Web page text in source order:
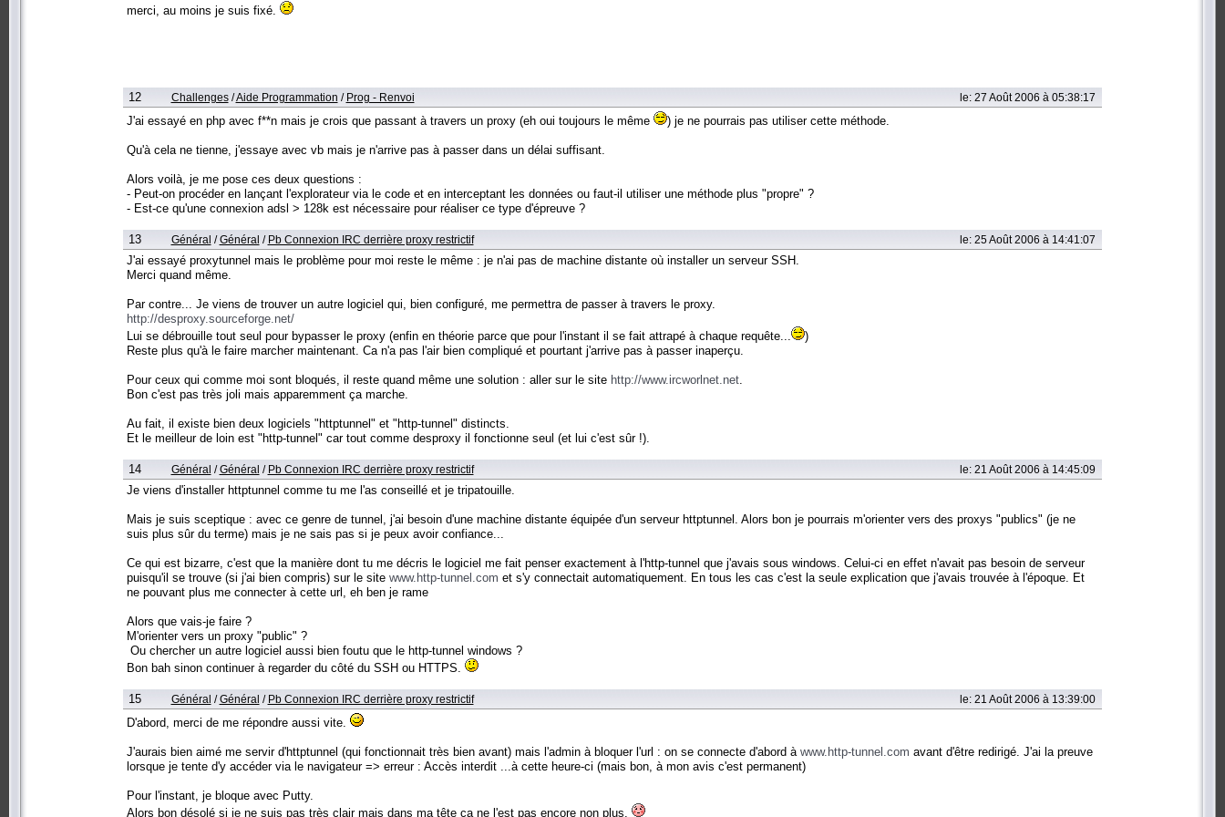
merci, au moins je suis fixé.
12 Challenges/Aide Programmation / Prog - Renvoi le: 27 Août 2006 à 05:38:17
J'ai essayé en php avec f**n mais je crois que passant à travers un proxy (eh oui toujours le même ) je ne pourrais pas utiliser cette méthode.
Qu'à cela ne tienne, j'essaye avec vb mais je n'arrive pas à passer dans un délai suffisant.
Alors voilà, je me pose ces deux questions :
- Peut-on procéder en lançant l'explorateur via le code et en interceptant les données ou faut-il utiliser une méthode plus "propre" ?
- Est-ce qu'une connexion adsl > 128k est nécessaire pour réaliser ce type d'épreuve ?
13 Général /Général / Pb Connexion IRC derrière proxy restrictif le: 25 Août 2006 à 14:41:07
J'ai essayé proxytunnel mais le problème pour moi reste le même : je n'ai pas de machine distante où installer un serveur SSH.
Merci quand même.
Par contre... Je viens de trouver un autre logiciel qui, bien configuré, me permettra de passer à travers le proxy.
http://desproxy.sourceforge.net/
Lui se débrouille tout seul pour bypasser le proxy (enfin en théorie parce que pour l'instant il se fait attrapé à chaque requête...
)
Reste plus qu'à le faire marcher maintenant. Ca n'a pas l'air bien compliqué et pourtant j'arrive pas à passer inaperçu.
Pour ceux qui comme moi sont bloqués, il reste quand même une solution : aller sur le site http://www.ircworlnet.net.
Bon c'est pas très joli mais apparemment ça marche.
Au fait, il existe bien deux logiciels "httptunnel" et "http-tunnel" distincts.
Et le meilleur de loin est "http-tunnel" car tout comme desproxy il fonctionne seul (et lui c'est sûr !).
14 Général /Général / Pb Connexion IRC derrière proxy restrictif le: 21 Août 2006 à 14:45:09
Je viens d'installer httptunnel comme tu me l'as conseillé et je tripatouille.
Mais je suis sceptique : avec ce genre de tunnel, j'ai besoin d'une machine distante équipée d'un serveur httptunnel. Alors bon je pourrais m'orienter vers des proxys "publics" (je ne
suis plus sûr du terme) mais je ne sais pas si je peux avoir confiance...
Ce qui est bizarre, c'est que la manière dont tu me décris le logiciel me fait penser exactement à l'http-tunnel que j'avais sous windows. Celui-ci en effet n'avait pas besoin de serveur
puisqu'il se trouve (si j'ai bien compris) sur le site www.http-tunnel.com et s'y connectait automatiquement. En tous les cas c'est la seule explication que j'avais trouvée à l'époque. Et
ne pouvant plus me connecter à cette url, eh ben je rame
Alors que vais-je faire ?
M'orienter vers un proxy "public" ?
Ou chercher un autre logiciel aussi bien foutu que le http-tunnel windows ?
Bon bah sinon continuer à regarder du côté du SSH ou HTTPS.
15 Général /Général / Pb Connexion IRC derrière proxy restrictif le: 21 Août 2006 à 13:39:00
D'abord, merci de me répondre aussi vite.
J'aurais bien aimé me servir d'httptunnel (qui fonctionnait très bien avant) mais l'admin à bloquer l'url : on se connecte d'abord à www.http-tunnel.com avant d'être redirigé. J'ai la preuve
lorsque je tente d'y accéder via le navigateur => erreur : Accès interdit ...à cette heure-ci (mais bon, à mon avis c'est permanent)
Pour l'instant, je bloque avec Putty.
Alors bon désolé si je ne suis pas très clair mais dans ma tête ça ne l'est pas encore non plus.